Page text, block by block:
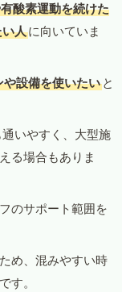
酸素運動を続けた
人に向いていま
設備を使いたい と
いやすく、大型施
る場合もありま
のサポート範囲を
め、混みやすい時
す。